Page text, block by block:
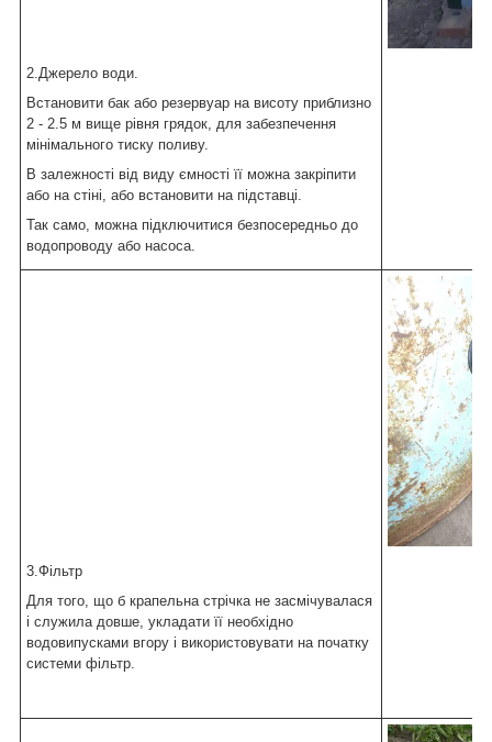
2.Джерело води.
Встановити бак або резервуар на висоту приблизно
2 - 2.5 м вище рівня грядок, для забезпечення
мінімального тиску поливу.
В залежності від виду ємності її можна закріпити
або на стіні, або встановити на підставці.
Так само, можна підключитися безпосередньо до
водопроводу або насоса.
3.Фільтр
Для того, що б крапельна стрічка не засмічувалася
і служила довше, укладати її необхідно
водовипусками вгору і використовувати на початку
системи фільтр.